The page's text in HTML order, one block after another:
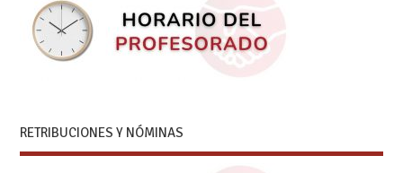
RETRIBUCIONES Y NÓMINAS